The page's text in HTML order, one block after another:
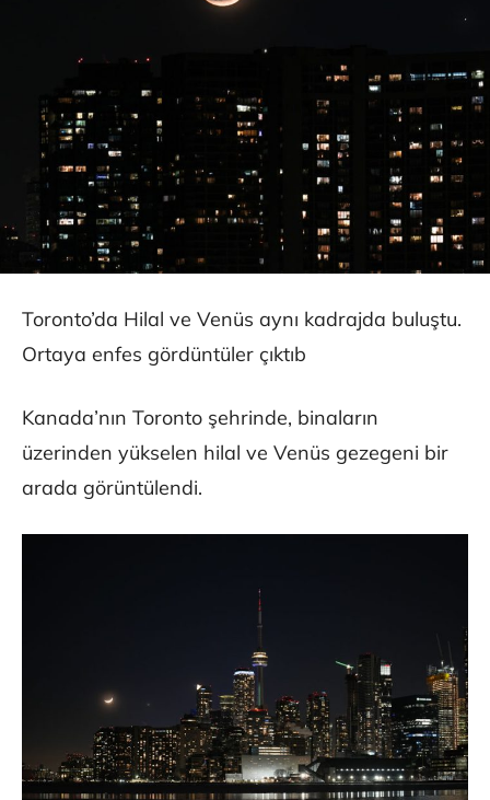
Toronto’da Hilal ve Venüs aynı kadrajda buluştu.
Ortaya enfes gördüntüler çıktıb
Kanada’nın Toronto şehrinde, binaların
üzerinden yükselen hilal ve Venüs gezegeni bir
arada görüntülendi.